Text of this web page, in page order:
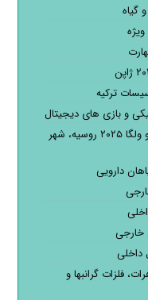
گیاه
ترکیه
و بازی های دیجیتال
نمایشگاه دامپروری و کشاورزی آگرو ولگا ۲۰۲۵ روسیه، شهر
دارویی
خارجی
داخلی
فلزات گرانبها و